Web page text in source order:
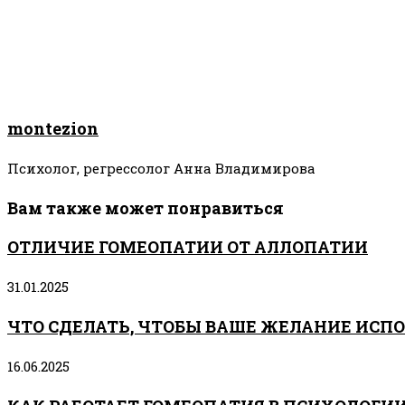
montezion
Психолог, регрессолог Анна Владимирова
Вам также может понравиться
ОТЛИЧИЕ ГОМЕОПАТИИ ОТ АЛЛОПАТИИ
31.01.2025
ЧТО СДЕЛАТЬ, ЧТОБЫ ВАШЕ ЖЕЛАНИЕ
16.06.2025